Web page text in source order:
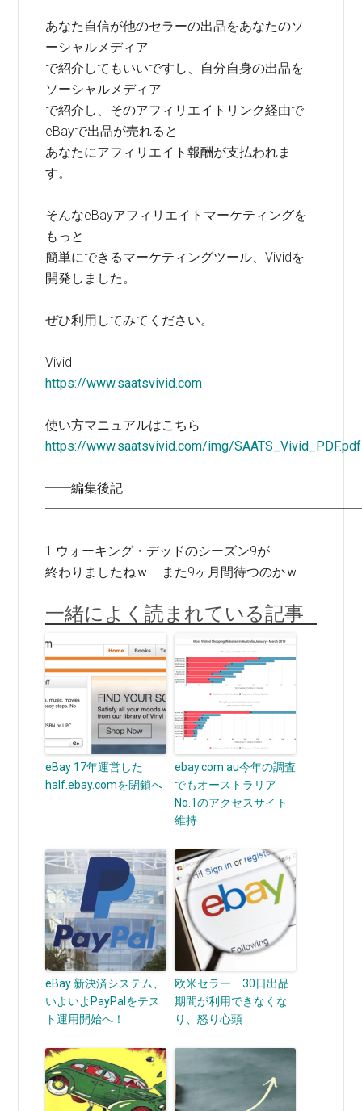
あなた自信が他のセラーの出品をあなたのソ
ーシャルメディア
で紹介してもいいですし、自分自身の出品を
ソーシャルメディア
で紹介し、そのアフィリエイトリンク経由で
eBayで出品が売れると
あなたにアフィリエイト報酬が支払われま
す。
そんなeBayアフィリエイトマーケティングを
もっと
簡単にできるマーケティングツール、Vividを
開発しました。
ぜひ利用してみてください。
Vivid
https://www.saatsvivid.com
使い方マニュアルはこちら
https://www.saatsvivid.com/img/SAATS_Vivid_PDF.pdf
━━編集後記
1.ウォーキング・デッドのシーズン9が
終わりましたねｗ また9ヶ月間待つのかｗ
一緒によく読まれている記事
eBay 17年運営した
half.ebay.comを閉鎖へ
ebay.com.au今年の調査
でもオーストラリア
No.1のアクセスサイト
維持
eBay 新決済システム、
いよいよPayPalをテス
ト運用開始へ！
欧米セラー 30日出品
期間が利用できなくな
り、怒り心頭